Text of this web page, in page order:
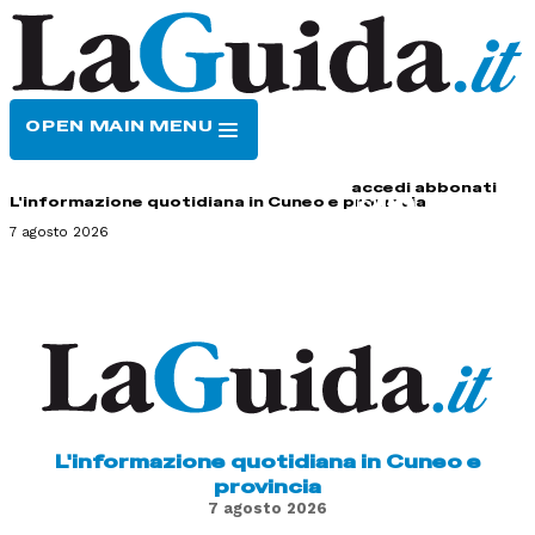
OPEN MAIN MENU
accedi abbonati
L'informazione quotidiana in Cuneo e provincia
7 agosto 2026
L'informazione quotidiana in Cuneo e
provincia
7 agosto 2026